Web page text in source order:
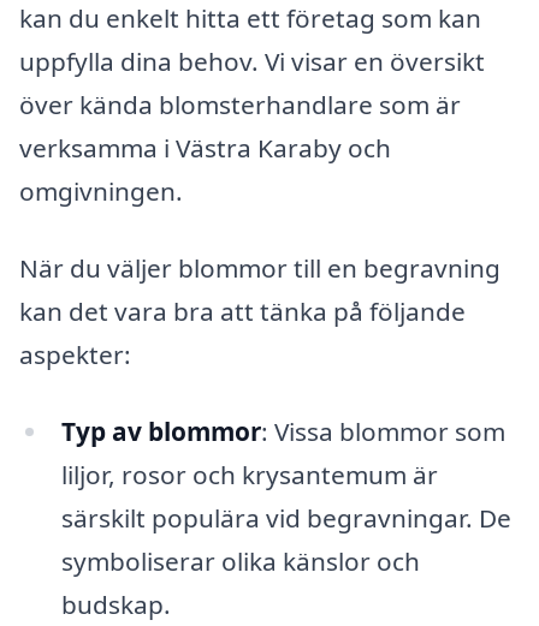
kan du enkelt hitta ett företag som kan
uppfylla dina behov. Vi visar en översikt
över kända blomsterhandlare som är
verksamma i Västra Karaby och
omgivningen.
När du väljer blommor till en begravning
kan det vara bra att tänka på följande
aspekter:
Typ av blommor: Vissa blommor som
liljor, rosor och krysantemum är
särskilt populära vid begravningar. De
symboliserar olika känslor och
budskap.